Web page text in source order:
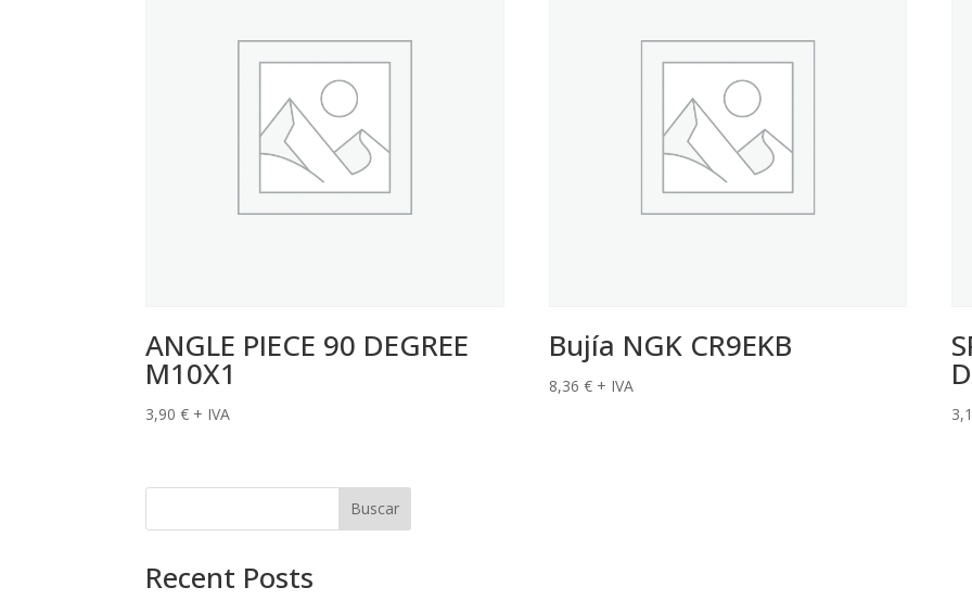
ANGLE PIECE 90 DEGREE
M10X1
3,90€ + IVA
Bujía NGK CR9EKB
8,36 € + IVA
Buscar
Recent Posts